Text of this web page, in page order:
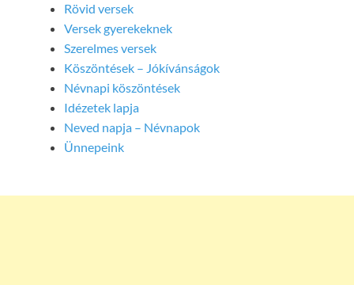
Rövid versek
Versek gyerekeknek
Szerelmes versek
Köszöntések – Jókívánságok
Névnapi köszöntések
Idézetek lapja
Neved napja – Névnapok
Ünnepeink